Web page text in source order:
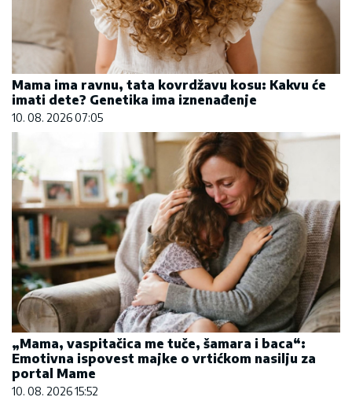
Mama ima ravnu, tata kovrdžavu kosu: Kakvu će
imati dete? Genetika ima iznenađenje
10. 08. 2026 07:05
„Mama, vaspitačica me tuče, šamara i baca“:
Emotivna ispovest majke o vrtićkom nasilju za
portal Mame
10. 08. 2026 15:52